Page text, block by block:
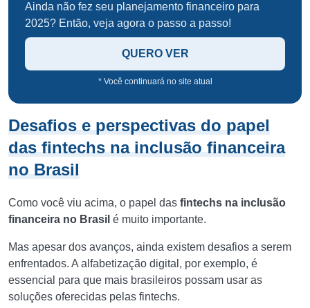
Ainda não fez seu planejamento financeiro para
2025? Então, veja agora o passo a passo!
QUERO VER
* Você continuará no site atual
Desafios e perspectivas do papel
das fintechs na inclusão financeira
no Brasil
Como você viu acima, o papel das fintechs na inclusão
financeira no Brasil é muito importante.
Mas apesar dos avanços, ainda existem desafios a serem
enfrentados. A alfabetização digital, por exemplo, é
essencial para que mais brasileiros possam usar as
soluções oferecidas pelas fintechs.